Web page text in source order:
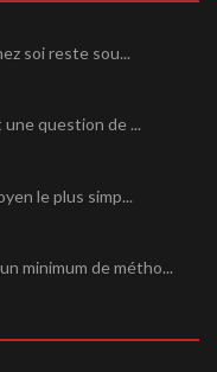
soi reste sou...
question de ...
le plus simp...
minimum de métho...